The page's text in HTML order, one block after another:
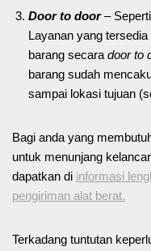
Door to door–
Layanan yang
barang secara door to
barang sudah
sampai lokasi tujuan
Bagi anda yang
untuk menunjang
dapatkan di informasi
pengiriman alat berat.
Terkadang tuntutan